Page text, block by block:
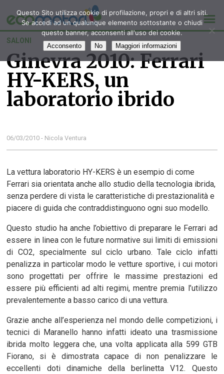
SALONI
Ginevra 2010: Ferrari
HY-KERS, un
laboratorio ibrido
06/03/2010 - Nicola Ventura
La vettura laboratorio HY-KERS è un esempio di come
Ferrari sia orientata anche allo studio della tecnologia ibrida,
senza perdere di vista le caratteristiche di prestazionalità e
piacere di guida che contraddistinguono ogni suo modello.
Questo studio ha anche l’obiettivo di preparare le Ferrari ad
essere in linea con le future normative sui limiti di emissioni
di CO2, specialmente sul ciclo urbano. Tale ciclo infatti
penalizza in particolar modo le vetture sportive, i cui motori
sono progettati per offrire le massime prestazioni ed
essere più efficienti ad alti regimi, mentre premia l’utilizzo
prevalentemente a basso carico di una vettura.
Grazie anche all’esperienza nel mondo delle competizioni, i
tecnici di Maranello hanno infatti ideato una trasmissione
ibrida molto leggera che, una volta applicata alla 599 GTB
Fiorano, si è dimostrata capace di non penalizzare le
eccellenti doti dinamiche della berlinetta V12. Questo
Questo Sito utilizza cookie di profilazione, propri e di altri siti.
Se accedi ad un qualunque elemento sottostante o chiudi
questo banner, acconsenti all'uso dei cookie.
Acconsento No Maggiori informazioni